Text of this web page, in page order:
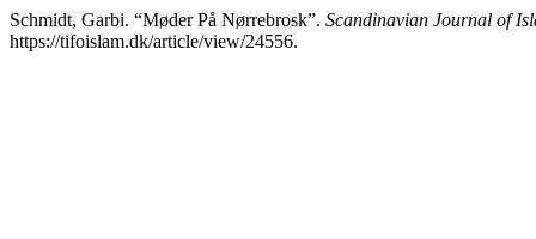
Schmidt, Garbi. “Møder På Nørrebrosk”. Scandinavian Journal of
https://tifoislam.dk/article/view/24556.